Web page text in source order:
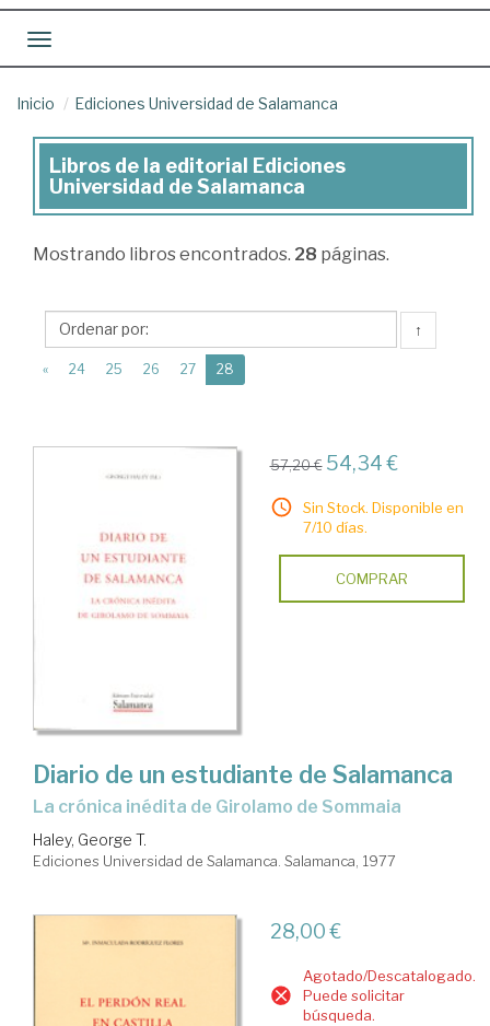
Toggle navigation
Inicio Ediciones Universidad de Salamanca
Libros
de
la
Ediciones
Universidad
de
Libros de la editorial Ediciones
Universidad de Salamanca
Mostrando libros encontrados. 28 páginas.
↑
« 24 25 26 27 28
57,20 € 54,34 €
Sin Stock. Disponible en
7/10 días.
COMPRAR
Diario de un estudiante de Salamanca
la crónica inédita de Girolamo de Sommaia
Haley, George T.
Ediciones Universidad de Salamanca. Salamanca, 1977
28,00 €
Agotado/Descatalogado.
Puede solicitar
búsqueda.